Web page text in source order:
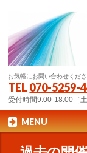
お気軽にお問い合わせくだ
TEL 070-5259-
受付時間9:00-18:00［
MENU